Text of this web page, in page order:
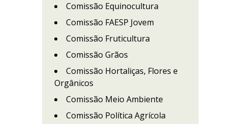
Comissão Equinocultura
Comissão FAESP Jovem
Comissão Fruticultura
Comissão Grãos
Comissão Hortaliças, Flores e
Orgânicos
Comissão Meio Ambiente
Comissão Política Agrícola